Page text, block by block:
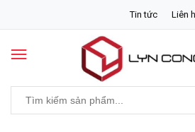
Tin tức Liên